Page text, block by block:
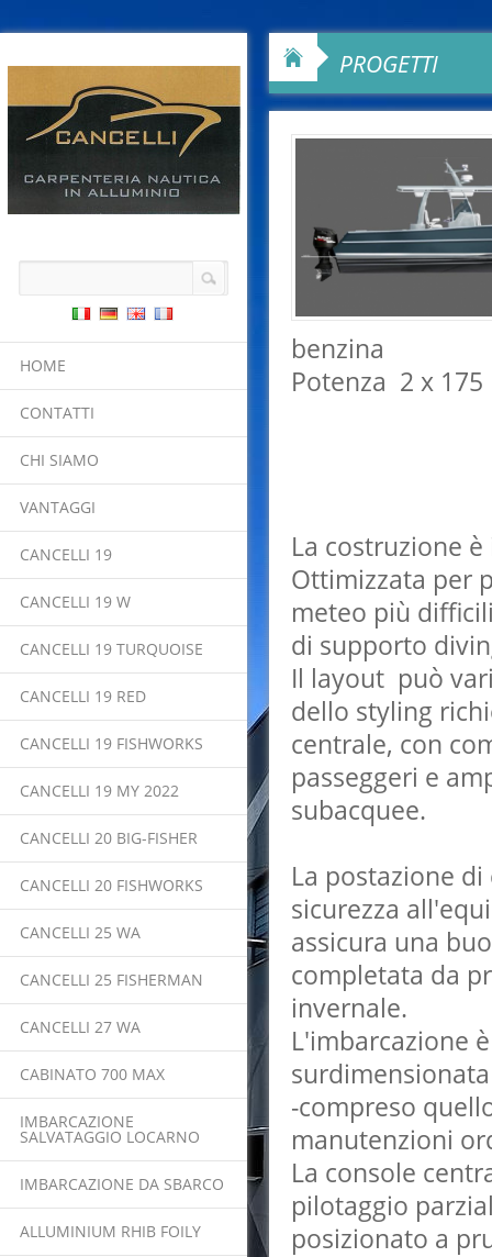
HOME
CONTATTI
CHI SIAMO
VANTAGGI
CANCELLI 19
CANCELLI 19 W
CANCELLI 19 TURQUOISE
CANCELLI 19 RED
CANCELLI 19 FISHWORKS
CANCELLI 19 MY 2022
CANCELLI 20 BIG-FISHER
CANCELLI 20 FISHWORKS
CANCELLI 25 WA
CANCELLI 25 FISHERMAN
CANCELLI 27 WA
CABINATO 700 MAX
IMBARCAZIONE
SALVATAGGIO LOCARNO
IMBARCAZIONE DA SBARCO
ALLUMINIUM RHIB FOILY
PROGETTI
benzina
Potenza 2 x
La costruzione
Ottimizzata per
meteo più
di supporto
Il layout può
dello styling
centrale, con
passeggeri e
subacquee.
La postazione
sicurezza
assicura una
completata da
invernale.
L'imbarcazione
-compreso
manutenzioni
La console
pilotaggio
posizionato a